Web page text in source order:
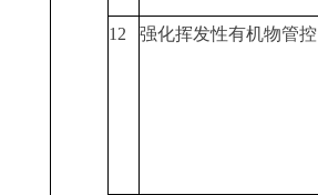
12 强化挥发性有机物管控